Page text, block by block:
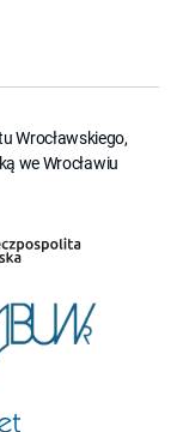
Wrocławskiego,
we Wrocławiu